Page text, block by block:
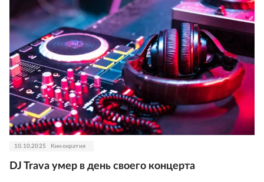
10.10.2025 Кинократия
DJ Trava умер в день своего концерта